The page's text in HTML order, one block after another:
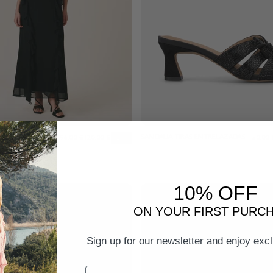
10% OFF
ON YOUR FIRST
Sign up for our newsletter and enjoy
Email